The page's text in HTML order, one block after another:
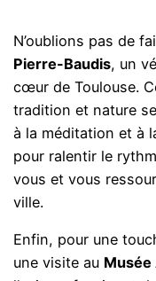
N’oublions pas de
Pierre-Baudis, un
cœur de Toulouse.
tradition et nature
à la méditation et à
pour ralentir le
vous et vous
ville.
Enfin, pour une
une visite au Musée